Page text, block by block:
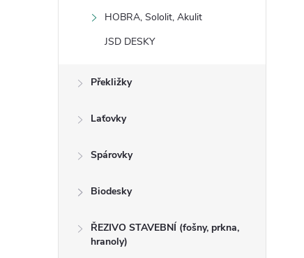
HOBRA, Sololit, Akulit
JSD DESKY
Překližky
Laťovky
Spárovky
Biodesky
ŘEZIVO STAVEBNÍ (fošny, prkna,
hranoly)